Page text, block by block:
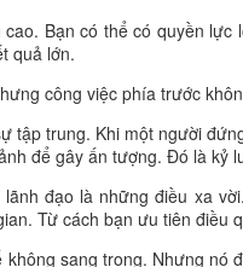
Bạn có thể có quyền
quả lớn.
công việc phía trước
tập trung. Khi một người
để gây ấn tượng. Đó là kỷ
đạo là những điều xa
Từ cách bạn ưu tiên điều
không sang trọng. Nhưng nó
Đó mới chính là sức mạnh
Đăng19 hours agobởi
trung